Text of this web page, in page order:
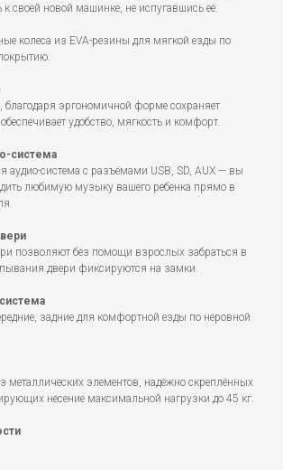
своей новой машинке, не испугавшись её.
колеса из EVA-резины для мягкой езды по
благодаря эргономичной форме сохраняет
удобство, мягкость и комфорт.
система
аудио-система с разъёмами USB, SD, AUX — вы
любимую музыку вашего ребенка прямо в
позволяют без помощи взрослых забраться в
двери фиксируются на замки.
задние для комфортной езды по неровной
металлических элементов, надёжно скреплённых
несение максимальной нагрузки до 45 кг.